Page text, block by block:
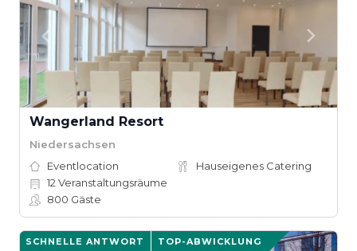
Wangerland Resort
Niedersachsen
Eventlocation
Hauseigenes Catering
12 Veranstaltungsräume
800 Gäste
SCHNELLE ANTWORT TOP-ABWICKLUNG